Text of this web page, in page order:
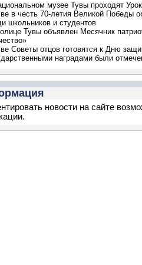
музее Тувы проходят
в честь 70-летия Великой Победы
школьников и студентов
Тувы объявлен Месячник
Советы отцов готовятся к Дню
наградами были
новости на сайте